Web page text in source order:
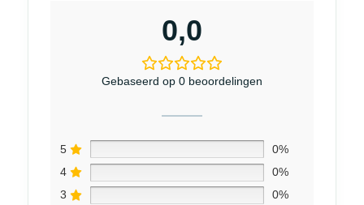
0,0
Gebaseerd op 0 beoordelingen
5
0%
4
0%
3
0%